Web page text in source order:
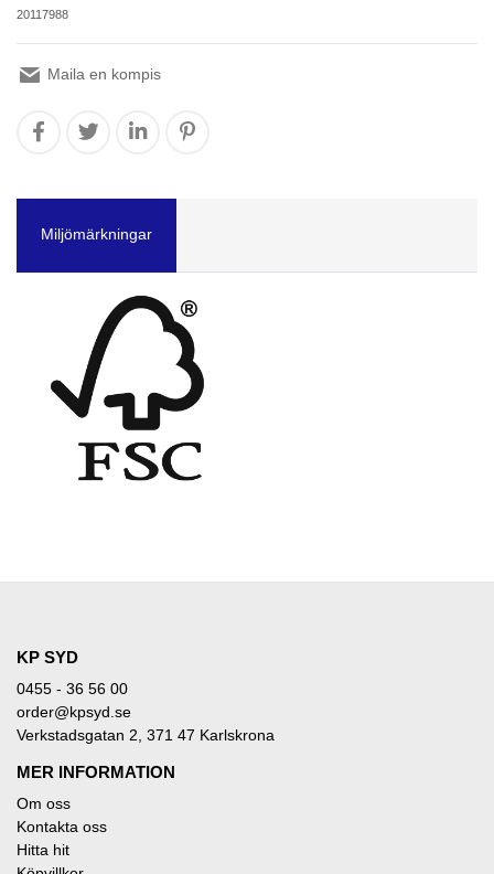
20117988
Maila en kompis
Miljömärkningar
KP SYD
0455 - 36 56 00
order@kpsyd.se
Verkstadsgatan 2, 371 47 Karlskrona
MER INFORMATION
Om oss
Kontakta oss
Hitta hit